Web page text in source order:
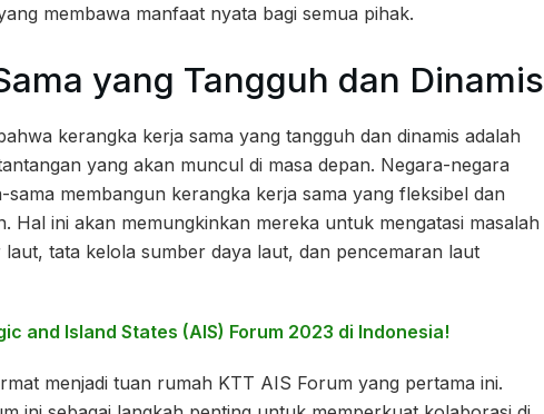
membawa manfaat nyata bagi semua pihak.
yang Tangguh dan Dinamis
kerangka kerja sama yang tangguh dan dinamis adalah
yang akan muncul di masa depan. Negara-negara
membangun kerangka kerja sama yang fleksibel dan
Hal ini akan memungkinkan mereka untuk mengatasi masalah
tata kelola sumber daya laut, dan pencemaran laut
and Island States (AIS) Forum 2023 di Indonesia!
menjadi tuan rumah KTT AIS Forum yang pertama ini.